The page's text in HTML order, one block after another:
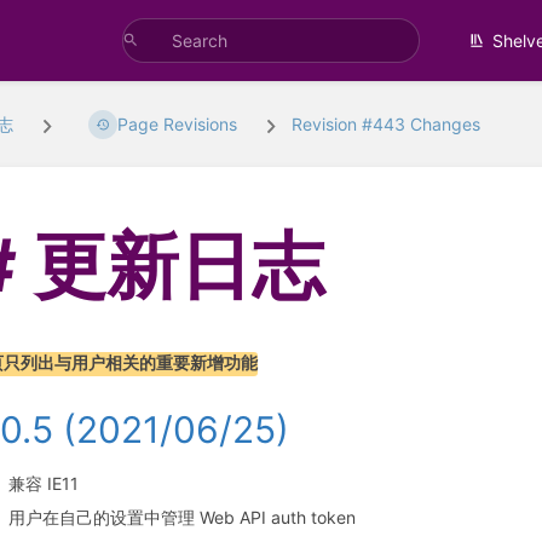
Page Revisions Revision #443 Changes
更新日志
只列出与用户相关的重要新增功能
(2021/06/25)
兼容 IE11
用户在自己的设置中管理 Web API auth token